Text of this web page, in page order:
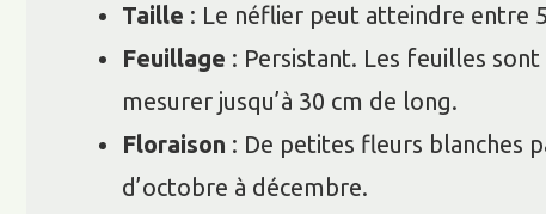
Taille : Le néflier peut atteindre entre
Feuillage : Persistant. Les feuilles
mesurer jusqu’à 30 cm de long.
Floraison : De petites fleurs blanches
d’octobre à décembre.